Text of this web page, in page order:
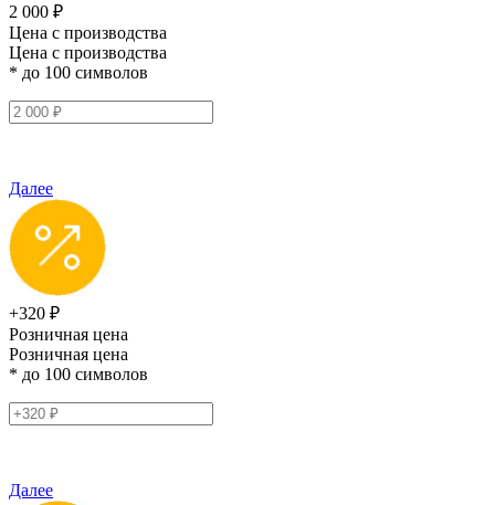
2 000 ₽
Цена с производства
Цена с производства
* до 100 символов
Далее
+320 ₽
Розничная цена
Розничная цена
* до 100 символов
Далее